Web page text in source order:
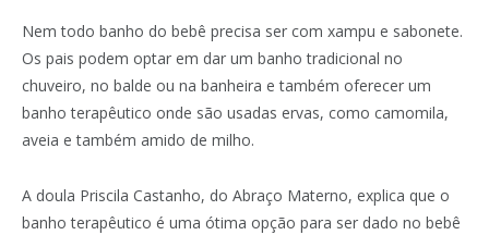
Nem todo banho do bebê precisa ser com xampu e sabonete.
Os pais podem optar em dar um banho tradicional no
chuveiro, no balde ou na banheira e também oferecer um
banho terapêutico onde são usadas ervas, como camomila,
aveia e também amido de milho.
A doula Priscila Castanho, do Abraço Materno, explica que o
banho terapêutico é uma ótima opção para ser dado no bebê